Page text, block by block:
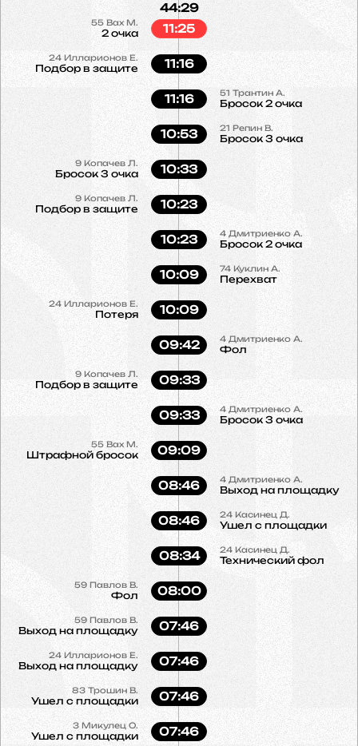
55 Вах М.
2 очка
44:29
11:25
24 Илларионов Е.
Подбор в защите 11:16
51 Трантин А.
Бросок 2 очка
11:16
21 Репин В.
Бросок 3 очка
10:53
9 Копачев Л.
Бросок 3 очка 10:33
9 Копачев Л.
Подбор в защите 10:23
4 Дмитриенко А.
Бросок 2 очка
10:23
74 Куклин А.
Перехват
10:09
24Илларионов Е.
Потеря 10:09
4 Дмитриенко А.
Фол
09:42
9 Копачев Л.
Подбор в защите 09:33
4Дмитриенко А.
Бросок 3 очка
09:33
55 Вах М.
Штрафной бросок 09:09
4 Дмитриенко А.
Выход на площадку
08:46
24 Касинец Д.
Ушел с площадки
08:46
24 Касинец Д.
Технический фол
08:34
59 Павлов В.
Фол 08:00
59 Павлов В.
Выход на площадку 07:46
24 Илларионов Е.
Выход на площадку 07:46
83Трошин В.
Ушел с площадки 07:46
3 Микулец О.
Ушел с площадки 07:46